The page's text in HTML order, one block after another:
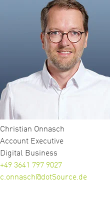
Christian Onnasch
Account Executive
Digital Business
+49 3641 797 9027
c.onnasch@dotSource.de